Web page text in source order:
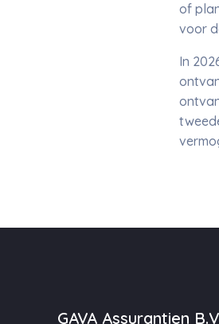
of
voor
In
GAVA Assurantien